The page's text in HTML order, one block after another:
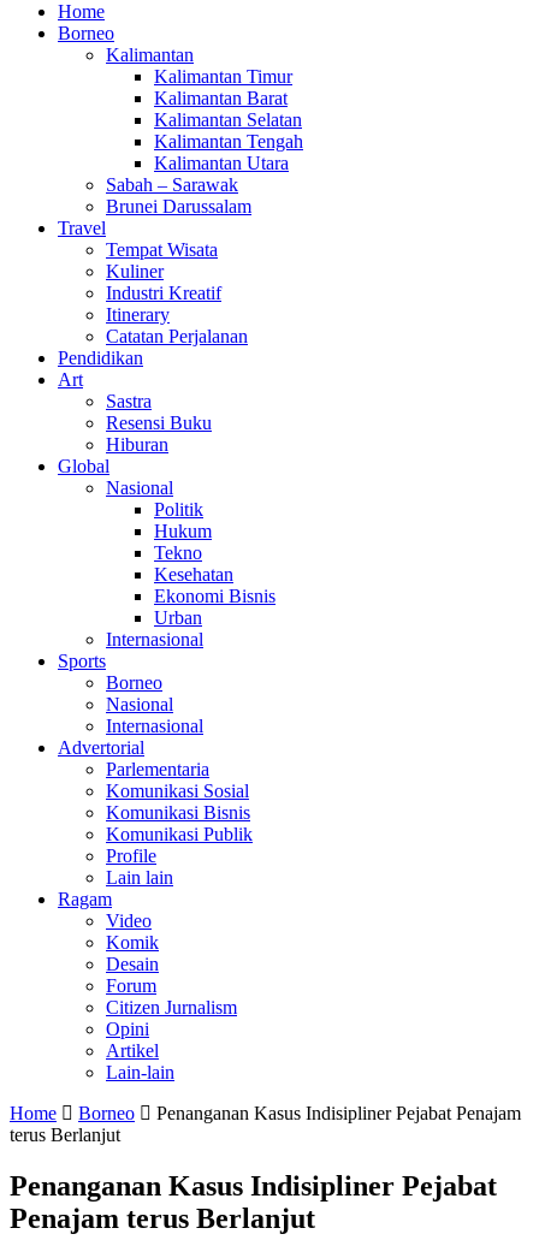
Home
Borneo
Kalimantan
Kalimantan Timur
Kalimantan Barat
Kalimantan Selatan
Kalimantan Tengah
Kalimantan Utara
Sabah – Sarawak
Brunei Darussalam
Travel
Tempat Wisata
Kuliner
Industri Kreatif
Itinerary
Catatan Perjalanan
Pendidikan
Art
Sastra
Resensi Buku
Hiburan
Global
Nasional
Politik
Hukum
Tekno
Kesehatan
Ekonomi Bisnis
Urban
Internasional
Sports
Borneo
Nasional
Internasional
Advertorial
Parlementaria
Komunikasi Sosial
Komunikasi Bisnis
Komunikasi Publik
Profile
Lain lain
Ragam
Video
Komik
Desain
Forum
Citizen Jurnalism
Opini
Artikel
Lain-lain
Home
Borneo
Penanganan Kasus Indisipliner Pejabat Penajam
terus Berlanjut
Penanganan Kasus Indisipliner Pejabat
Penajam terus Berlanjut